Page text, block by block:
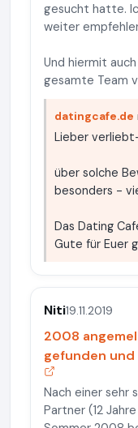
gesucht hatte.
weiter
Und hiermit
gesamte Team
datingcafe.de
Lieber
über solche
besonders -
Das Dating
Gute für Euer
Niti19.11.2019
2008
gefunden und
Nach einer sehr
Partner (12